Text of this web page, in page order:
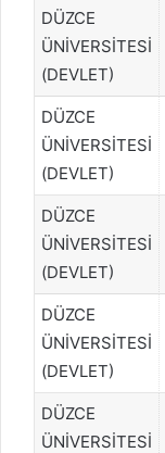
DÜZCE
ÜNİVERSİTESİ
(DEVLET)
DÜZCE
ÜNİVERSİTESİ
(DEVLET)
DÜZCE
ÜNİVERSİTESİ
(DEVLET)
DÜZCE
ÜNİVERSİTESİ
(DEVLET)
DÜZCE
ÜNİVERSİTESİ